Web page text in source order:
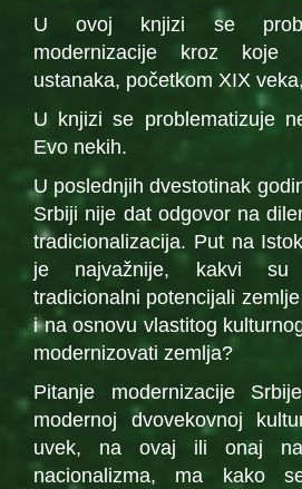
U ovoj knjizi se
modernizacije kroz
ustanaka, početkom XIX
U knjizi se problematizuje
Evo nekih.
U poslednjih dvestotinak
Srbiji nije dat odgovor na
tradicionalizacija. Put na
je najvažnije, kakvi su
tradicionalni potencijali
i na osnovu vlastitog
modernizovati zemlja?
Pitanje modernizacije
modernoj dvovekovnoj
uvek, na ovaj ili onaj
nacionalizma, ma kako